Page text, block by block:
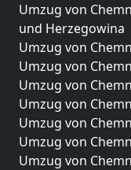
Umzug von
und Herzegowina
Umzug von
Umzug von
Umzug von
Umzug von
Umzug von
Umzug von
Umzug von